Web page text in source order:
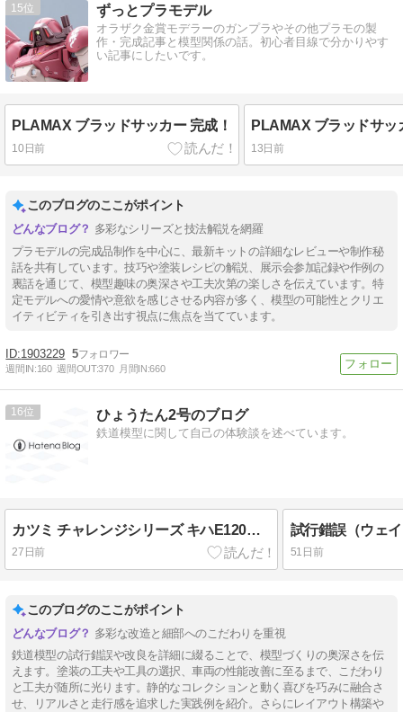
15 ずっとプラモデル
オラザク金賞モデラーのガンプラやその他プラモの製
作・完成記事と模型関係の話。初心者目線で分かりやす
い記事にしたいです。
PLAMAX ブラッドサッカー 完成！
10日前 13日前
このブログのここがポイント
多彩なシリーズと技法解説を網羅
プラモデルの完成品制作を中心に、最新キットの詳細なレビューや制作秘
話を共有しています。技巧や塗装レシピの解説、展示会参加記録や作例の
裏話を通じて、模型趣味の奥深さや工夫次第の楽しさを伝えています。特
定モデルへの愛情や意欲を感じさせる内容が多く、模型の可能性とクリエ
イティビティを引き出す視点に焦点を当てています。
1903229 5
週間IN:160 週間OUT:370 月間IN:660
16 ひょうたん2号のブログ
鉄道模型に関して自己の体験談を述べています。
カツミ チャレンジシリーズ キハE120タイプ
27日前
試行錯誤（ウェ
51日前
このブログのここがポイント
多彩な改造と細部へのこだわりを重視
鉄道模型の試行錯誤や改良を詳細に綴ることで、模型づくりの奥深さを伝
えます。塗装の工夫や工具の選択、車両の性能改善に至るまで、こだわり
と工夫が随所に光ります。静的なコレクションと動く喜びを巧みに融合さ
せ、リアルさと走行感を追求した実践例を紹介。さらにレイアウト構築や